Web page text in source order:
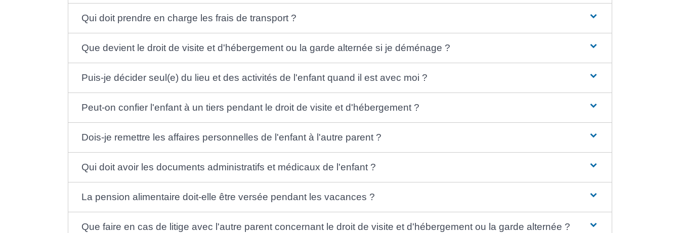
Qui doit prendre en charge les frais de transport ?
Que devient le droit de visite et d'hébergement ou la garde alternée si je déménage ?
Puis-je décider seul(e) du lieu et des activités de l'enfant quand il est avec moi ?
Peut-on confier l'enfant à un tiers pendant le droit de visite et d'hébergement ?
Dois-je remettre les affaires personnelles de l'enfant à l'autre parent ?
Qui doit avoir les documents administratifs et médicaux de l'enfant ?
La pension alimentaire doit-elle être versée pendant les vacances ?
Que faire en cas de litige avec l'autre parent concernant le droit de visite et d'hébergement ou la garde alternée ?